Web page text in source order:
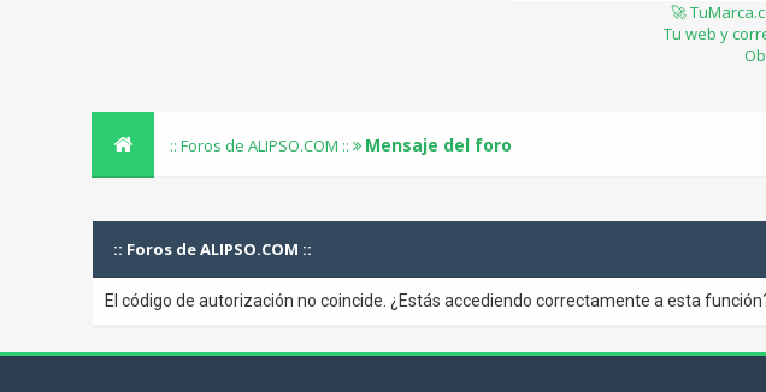
🚀
Tu web y
:: Foros de ALIPSO.COM :: Mensaje del foro
:: Foros de ALIPSO.COM ::
El código de autorización no coincide. ¿Estás accediendo correctamente a esta